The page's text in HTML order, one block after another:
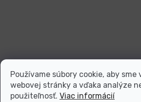
Používame súbory cookie, aby
webovej stránky a vďaka analýze
použiteľnosť. Viac informácií